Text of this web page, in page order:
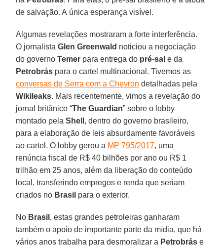
de salvação. A única esperança visível.
Algumas revelações mostraram a forte interferência.
O jornalistaGlen Greenwald noticiou a negociação
do governoTemer para entrega do pré-sal e da
Petrobrás para o cartel multinacional. Tivemos as
conversas de Serra com a Chevron detalhadas pela
Wikileaks. Mais recentemente, vimos a revelação do
jornal britânico “The Guardian” sobre o lobby
montado pelaShell , dentro do governo brasileiro,
para a elaboração de leis absurdamente favoráveis
ao cartel. O lobby gerou a MP 795/2017, uma
renúncia fiscal de R$ 40 bilhões por ano ou R$ 1
trilhão em 25 anos, além da liberação do conteúdo
local, transferindo empregos e renda que seriam
criados no Brasil para o exterior.
No Brasil , estas grandes petroleiras ganharam
também o apoio de importante parte da mídia, que há
vários anos trabalha para desmoralizar a Petrobrás e